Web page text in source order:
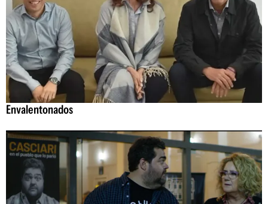
Envalentonados